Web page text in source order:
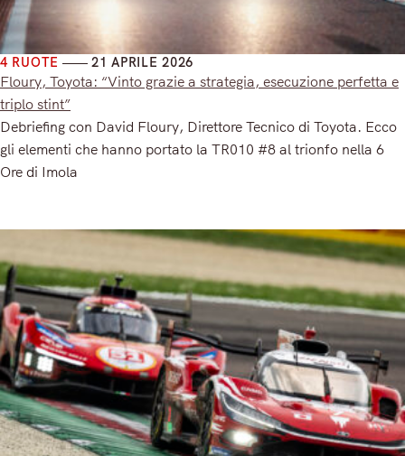
4 RUOTE 21 APRILE 2026
Floury, Toyota: “Vinto grazie a strategia, esecuzione perfetta e
triplo stint”
Debriefing con David Floury, Direttore Tecnico di Toyota. Ecco
gli elementi che hanno portato la TR010 #8 al trionfo nella 6
Ore di Imola